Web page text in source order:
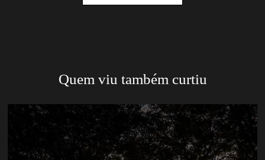
Quem viu também curtiu